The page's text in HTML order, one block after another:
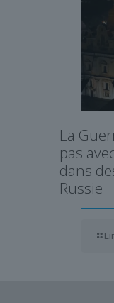
La
pas
dans
Russie